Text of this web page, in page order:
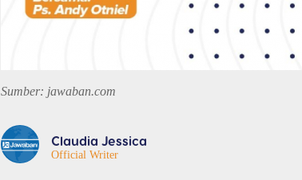
Sumber: jawaban.com
Claudia Jessica
Official Writer